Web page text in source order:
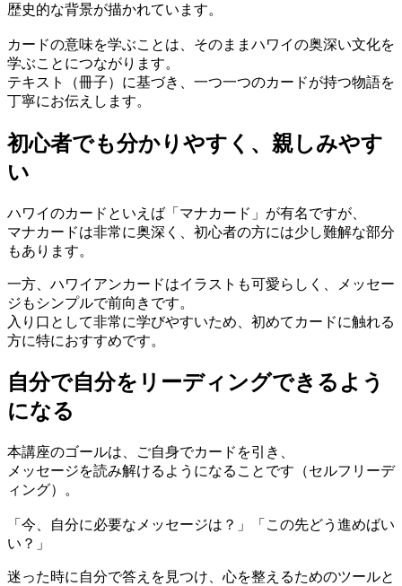
歴史的な背景が描かれています。
カードの意味を学ぶことは、そのままハワイの奥深い文化を
学ぶことにつながります。
テキスト（冊子）に基づき、一つ一つのカードが持つ物語を
丁寧にお伝えします。
初心者でも分かりやすく、親しみやす
い
ハワイのカードといえば「マナカード」が有名ですが、
マナカードは非常に奥深く、初心者の方には少し難解な部分
もあります。
一方、ハワイアンカードはイラストも可愛らしく、メッセー
ジもシンプルで前向きです。
入り口として非常に学びやすいため、初めてカードに触れる
方に特におすすめです。
自分で自分をリーディングできるよう
になる
本講座のゴールは、ご自身でカードを引き、
メッセージを読み解けるようになることです（セルフリーデ
ィング）。
「今、自分に必要なメッセージは？」「この先どう進めばい
い？」
迷った時に自分で答えを見つけ、心を整えるためのツールと